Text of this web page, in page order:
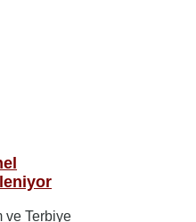
ve Terbiye